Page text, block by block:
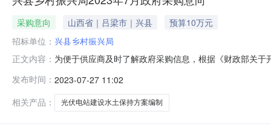
采购意向 山西省｜吕梁市｜兴县
预算10万元
招标单位： 兴县乡村振兴局
正文内容： 为便于供应商及时了解政府采购信息，根据《财政部关
2023省级特色产业设计编制调整到11个光伏电站水土方
村振兴局
发布时间： 2023-07-27 11:02
相关产品：
光伏电站建设水土保持方案编制